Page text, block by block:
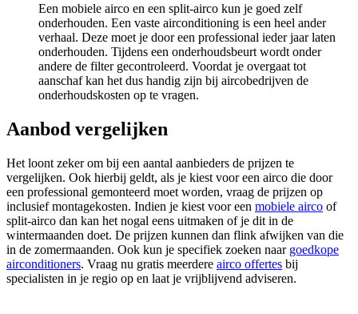
Een mobiele airco en een split-airco kun je goed zelf
onderhouden. Een vaste airconditioning is een heel ander
verhaal. Deze moet je door een professional ieder jaar laten
onderhouden. Tijdens een onderhoudsbeurt wordt onder
andere de filter gecontroleerd. Voordat je overgaat tot
aanschaf kan het dus handig zijn bij aircobedrijven de
onderhoudskosten op te vragen.
Aanbod vergelijken
Het loont zeker om bij een aantal aanbieders de prijzen te
vergelijken. Ook hierbij geldt, als je kiest voor een airco die door
een professional gemonteerd moet worden, vraag de prijzen op
inclusief montagekosten. Indien je kiest voor een mobiele airco of
split-airco dan kan het nogal eens uitmaken of je dit in de
wintermaanden doet. De prijzen kunnen dan flink afwijken van die
in de zomermaanden. Ook kun je specifiek zoeken naar goedkope
airconditioners. Vraag nu gratis meerdere airco offertes bij
specialisten in je regio op en laat je vrijblijvend adviseren.